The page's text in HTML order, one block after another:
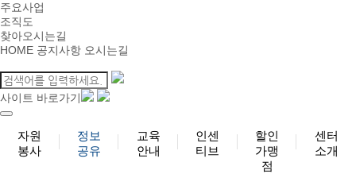
주요사업
조직도
찾아오시는길
HOME 공지사항 오시는길
사이트 바로가기
자원
봉사
정보
공유
교육
안내
인센
티브
할인
가맹
점
센터
소개